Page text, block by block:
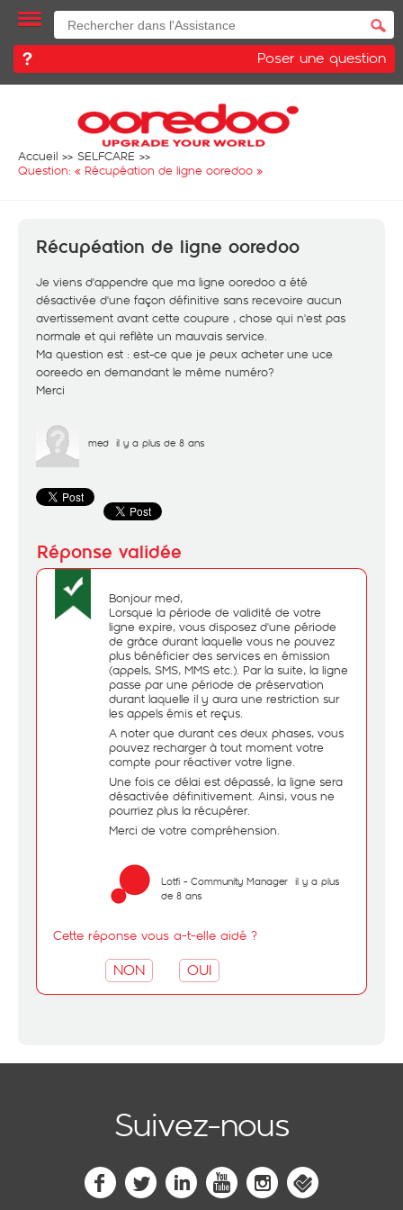
Poser une question
Accueil
SELFCARE
Question: « Récupéation de ligne ooredoo »
Récupéation de ligne ooredoo
Je viens d'appendre que ma ligne ooredoo a été
désactivée d'une façon définitive sans recevoire aucun
avertissement avant cette coupure , chose qui n'est pas
normale et qui reflète un mauvais service.
Ma question est : est-ce que je peux acheter une uce
ooreedo en demandant le même numéro?
Merci
med il y a plus de 8 ans
Bonjour med,
Lorsque la période de validité de votre
ligne expire, vous disposez d'une période
de grâce durant laquelle vous ne pouvez
plus bénéficier des services en émission
(appels, SMS, MMS etc.). Par la suite, la ligne
passe par une période de préservation
durant laquelle il y aura une restriction sur
les appels émis et reçus.
A noter que durant ces deux phases, vous
pouvez recharger à tout moment votre
compte pour réactiver votre ligne.
Une fois ce délai est dépassé, la ligne sera
désactivée définitivement. Ainsi, vous ne
pourriez plus la récupérer.
Merci de votre compréhension.
Lotfi - Community Manager il y a plus
de 8 ans
Cette réponse vous a-t-elle aidé ?
NON OUI
Suivez-nous